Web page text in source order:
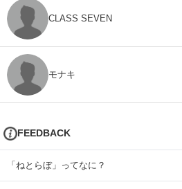
CLASS SEVEN
モナキ
FEEDBACK
「ねとらぼ」ってなに？